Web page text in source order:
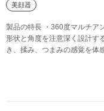
美顔器
製品の特長 ・360度マルチア
形状と角度を注意深く設計す
き、揉み、つまみの感覚を体